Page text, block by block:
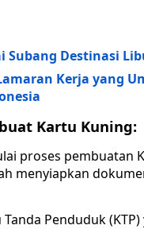
Subang Destinasi
Kerja yang
Kartu Kuning:
proses pembuatan
menyiapkan
Penduduk